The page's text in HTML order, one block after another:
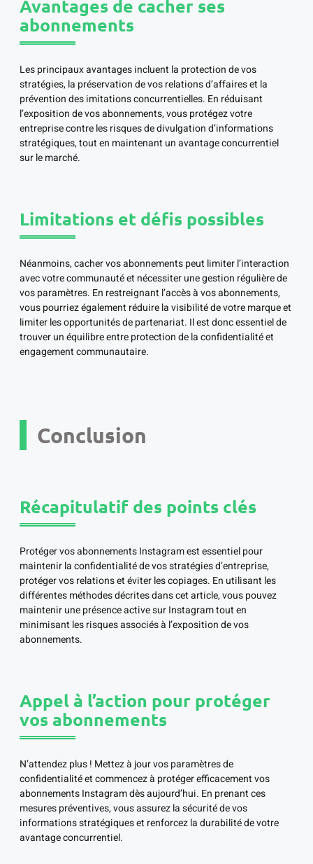
Avantages de cacher ses
abonnements
Les principaux avantages incluent la protection de vos
stratégies, la préservation de vos relations d’affaires et la
prévention des imitations concurrentielles. En réduisant
l’exposition de vos abonnements, vous protégez votre
entreprise contre les risques de divulgation d’informations
stratégiques, tout en maintenant un avantage concurrentiel
sur le marché.
Limitations et défis possibles
Néanmoins, cacher vos abonnements peut limiter l’interaction
avec votre communauté et nécessiter une gestion régulière de
vos paramètres. En restreignant l’accès à vos abonnements,
vous pourriez également réduire la visibilité de votre marque et
limiter les opportunités de partenariat. Il est donc essentiel de
trouver un équilibre entre protection de la confidentialité et
engagement communautaire.
Conclusion
Récapitulatif des points clés
Protéger vos abonnements Instagram est essentiel pour
maintenir la confidentialité de vos stratégies d’entreprise,
protéger vos relations et éviter les copiages. En utilisant les
différentes méthodes décrites dans cet article, vous pouvez
maintenir une présence active sur Instagram tout en
minimisant les risques associés à l’exposition de vos
abonnements.
Appel à l’action pour protéger
vos abonnements
N’attendez plus ! Mettez à jour vos paramètres de
confidentialité et commencez à protéger efficacement vos
abonnements Instagram dès aujourd’hui. En prenant ces
mesures préventives, vous assurez la sécurité de vos
informations stratégiques et renforcez la durabilité de votre
avantage concurrentiel.